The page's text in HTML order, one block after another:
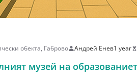
обекта, Габрово Андрей Енев1 year
музей на